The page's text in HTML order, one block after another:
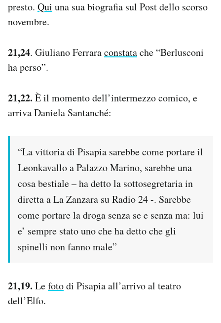
presto. Qui una sua biografia sul Post dello scorso
novembre.
21,24. Giuliano Ferraraconstatache “Berlusconi
ha perso”.
21,22. È il momento dell’intermezzo comico, e
arriva Daniela Santanché:
“La vittoria di Pisapia sarebbe come portare il
Leonkavallo a Palazzo Marino, sarebbe una
cosa bestiale – ha detto la sottosegretaria in
diretta a La Zanzara su Radio 24 -. Sarebbe
come portare la droga senza se e senza ma: lui
e’ sempre stato uno che ha detto che gli
spinelli non fanno male”
21,19. Lefotodi Pisapia all’arrivo al teatro
dell’Elfo.